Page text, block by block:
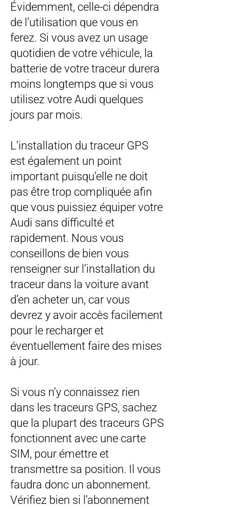
Évidemment, celle-ci dépendra
de l’utilisation que vous en
ferez. Si vous avez un usage
quotidien de votre véhicule, la
batterie de votre traceur durera
moins longtemps que si vous
utilisez votre Audi quelques
jours par mois.
L’installation du traceur GPS
est également un point
important puisqu’elle ne doit
pas être trop compliquée afin
que vous puissiez équiper votre
Audi sans difficulté et
rapidement. Nous vous
conseillons de bien vous
renseigner sur l’installation du
traceur dans la voiture avant
d’en acheter un, car vous
devrez y avoir accès facilement
pour le recharger et
éventuellement faire des mises
à jour.
Si vous n’y connaissez rien
dans les traceurs GPS, sachez
que la plupart des traceurs GPS
fonctionnent avec une carte
SIM, pour émettre et
transmettre sa position. Il vous
faudra donc un abonnement.
Vérifiez bien si l’abonnement